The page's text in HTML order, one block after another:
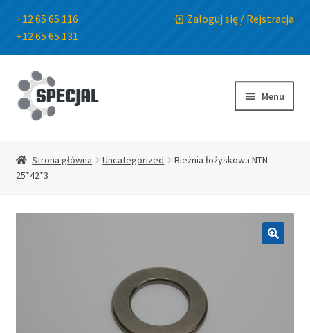
+12 65 65 116
+12 65 65 131
Zaloguj się / Rejstracja
Przejdź
do
nawigacji
Przejdź
do
treści
Menu
Sklep
O Firmie
Strona główna Uncategorized
Bieżnia łożyskowa NTN
25*42*3